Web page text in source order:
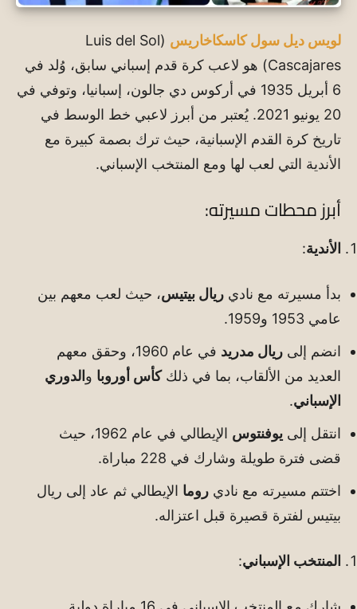
لويس ديل سول كاسكاخاريس
(Luis del Sol
Cascajares) هو لاعب كرة قدم إسباني سابق، وُلد في
6 أبريل 1935 في أركوس دي جالون، إسبانيا، وتوفي في
20 يونيو 2021. يُعتبر من أبرز لاعبي خط الوسط في
تاريخ كرة القدم الإسبانية، حيث ترك بصمة كبيرة مع
الأندية التي لعب لها ومع المنتخب الإسباني.
أبرز محطات مسيرته:
الأندية:
بدأ مسيرته مع نادي ريال بيتيس، حيث لعب معهم بين
عامي 1953 و1959.
انضم إلى ريال مدريد
في عام 1960، وحقق معهم
العديد من الألقاب، بما في ذلككأس أوروبا والدوري
الإسباني.
انتقل إلى يوفنتوس
الإيطالي في عام 1962، حيث
قضى فترة طويلة وشارك في 228 مباراة.
اختتم مسيرته مع نادي روما الإيطالي ثم عاد إلى ريال
بيتيس لفترة قصيرة قبل اعتزاله.
المنتخب الإسباني: